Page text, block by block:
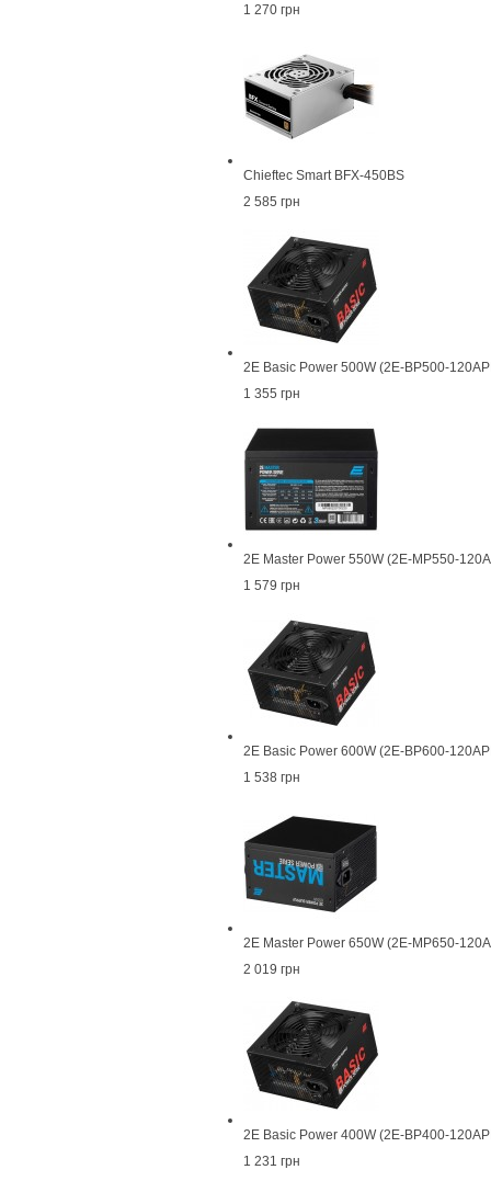
1 270 грн
Chieftec Smart BFX-450BS
2 585 грн
2E Basic Power 500W (2E-BP500-
1 355 грн
2E Master Power 550W (2E-MP550-
1 579 грн
2E Basic Power 600W (2E-BP600-
1 538 грн
2E Master Power 650W (2E-MP650-
2 019 грн
2E Basic Power 400W (2E-BP400-
1 231 грн